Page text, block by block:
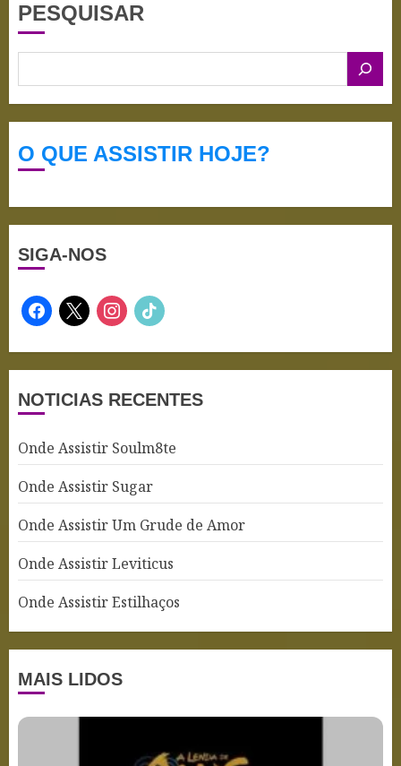
PESQUISAR
O QUE ASSISTIR HOJE?
SIGA-NOS
facebook
x instagram
tiktok
NOTICIAS RECENTES
Onde Assistir Soulm8te
Onde Assistir Sugar
Onde Assistir Um Grude de Amor
Onde Assistir Leviticus
Onde Assistir Estilhaços
MAIS LIDOS